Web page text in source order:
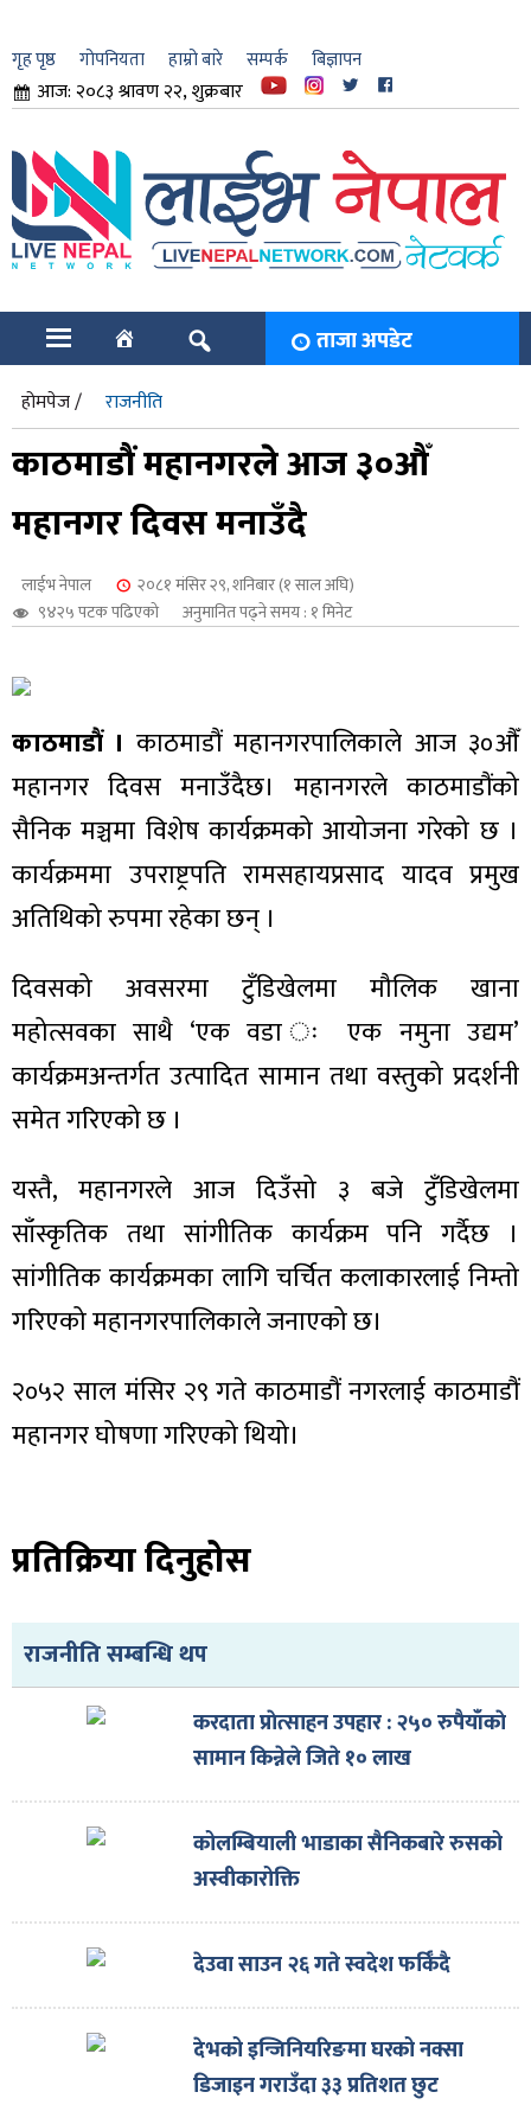
गृह पृष्ठ गोपनियता हाम्रो बारे सम्पर्क बिज्ञापन
आज: २०८३ श्रावण २२, शुक्रबार
ताजा अपडेट
होमपेज / राजनीति
काठमाडौं महानगरले आज ३०औँ
महानगर दिवस मनाउँदै
लाईभ नेपाल
२०८१ मंसिर २९, शनिबार (१ साल अघि)
९४२५ पटक पढिएको
अनुमानित पढ्ने समय : १ मिनेट
काठमाडौं । काठमाडौं महानगरपालिकाले आज ३०औँ
महानगर दिवस मनाउँदैछ। महानगरले काठमाडौंको
सैनिक मञ्चमा विशेष कार्यक्रमको आयोजना गरेको छ ।
कार्यक्रममा उपराष्ट्रपति रामसहायप्रसाद यादव प्रमुख
अतिथिको रुपमा रहेका छन् ।
दिवसको अवसरमा टुँडिखेलमा मौलिक खाना
महोत्सवका साथै ‘एक वडा ः एक नमुना उद्यम’
कार्यक्रमअन्तर्गत उत्पादित सामान तथा वस्तुको प्रदर्शनी
समेत गरिएको छ ।
यस्तै, महानगरले आज दिउँसो ३ बजे टुँडिखेलमा
साँस्कृतिक तथा सांगीतिक कार्यक्रम पनि गर्दैछ ।
सांगीतिक कार्यक्रमका लागि चर्चित कलाकारलाई निम्तो
गरिएको महानगरपालिकाले जनाएको छ।
२०५२ साल मंसिर २९ गते काठमाडौं नगरलाई काठमाडौं
महानगर घोषणा गरिएको थियो।
प्रतिक्रिया दिनुहोस
राजनीति सम्बन्धि थप
करदाता प्राेत्साहन उपहार : २५० रुपैयाँकाे
सामान किन्नेले जिते १० लाख
कोलम्बियाली भाडाका सैनिकबारे रुसको
अस्वीकारोक्ति
देउवा साउन २६ गते स्वदेश फर्किँदै
देभको इन्जिनियरिङमा घरको नक्सा
डिजाइन गराउँदा ३३ प्रतिशत छुट